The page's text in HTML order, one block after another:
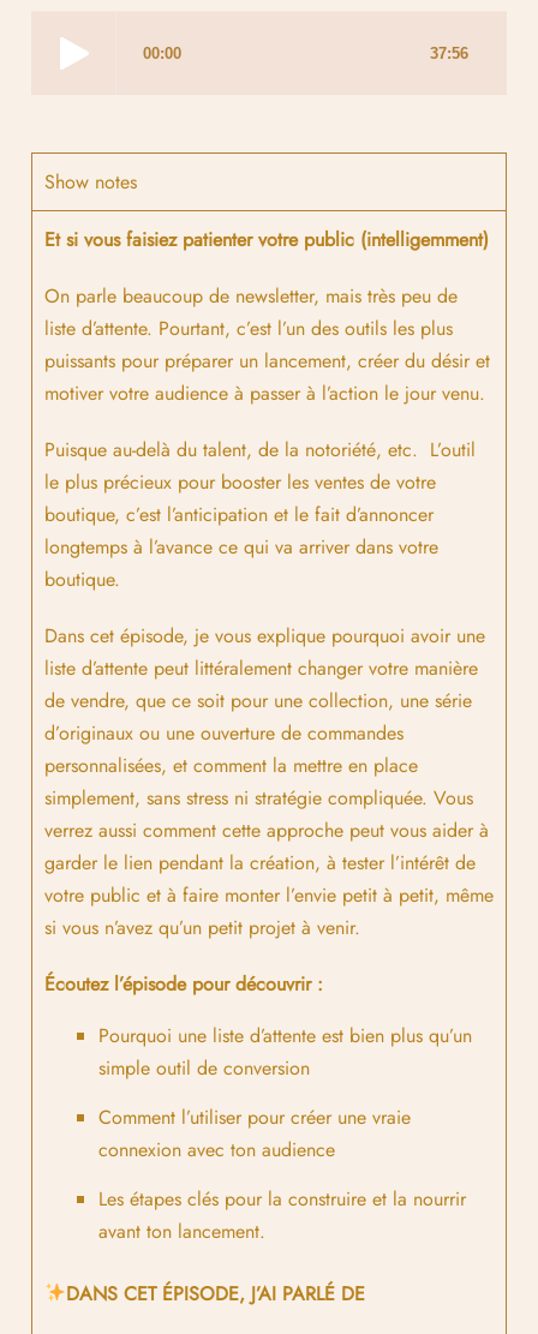
Show notes
Et si vous faisiez patienter votre public (intelligemment)
On parle beaucoup de newsletter, mais très peu de
liste d’attente. Pourtant, c’est l’un des outils les plus
puissants pour préparer un lancement, créer du désir et
motiver votre audience à passer à l’action le jour venu.
Puisque au-delà du talent, de la notoriété, etc. L’outil
le plus précieux pour booster les ventes de votre
boutique, c’est l’anticipation et le fait d’annoncer
longtemps à l’avance ce qui va arriver dans votre
boutique.
Dans cet épisode, je vous explique pourquoi avoir une
liste d’attente peut littéralement changer votre manière
de vendre, que ce soit pour une collection, une série
d’originaux ou une ouverture de commandes
personnalisées, et comment la mettre en place
simplement, sans stress ni stratégie compliquée. Vous
verrez aussi comment cette approche peut vous aider à
garder le lien pendant la création, à tester l’intérêt de
votre public et à faire monter l’envie petit à petit, même
si vous n’avez qu’un petit projet à venir.
Écoutez l’épisode pour découvrir :
Pourquoi une liste d’attente est bien plus qu’un
simple outil de conversion
Comment l’utiliser pour créer une vraie
connexion avec ton audience
Les étapes clés pour la construire et la nourrir
avant ton lancement.
DANS CET ÉPISODE, J’AI PARLÉ DE